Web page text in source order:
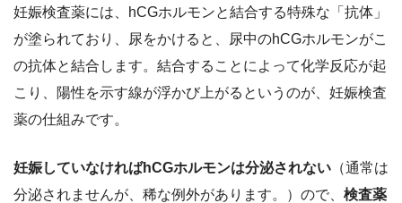
妊娠検査薬には、hCGホルモンと結合する特殊な「抗体」
が塗られており、尿をかけると、
尿中のhCGホルモンがこ
の抗体と結合 します。結合することによって化学反応が起
こり、陽性を示す線が浮かび上がるというのが、妊娠検査
薬の仕組みです。
妊娠していなければhCGホルモンは分泌されない （通常は
分泌されませんが、稀な例外があります。）ので、 検査薬